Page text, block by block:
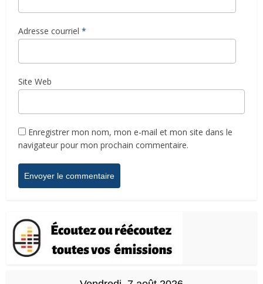
Adresse courriel *
Site Web
Enregistrer mon nom, mon e-mail et mon site dans le
navigateur pour mon prochain commentaire.